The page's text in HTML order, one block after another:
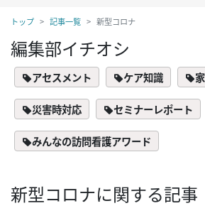
トップ 記事一覧 新型コロナ
編集部イチオシ
アセスメント ケア知識
災害時対応 セミナーレポート
みんなの訪問看護アワード
新型コロナに関する記事